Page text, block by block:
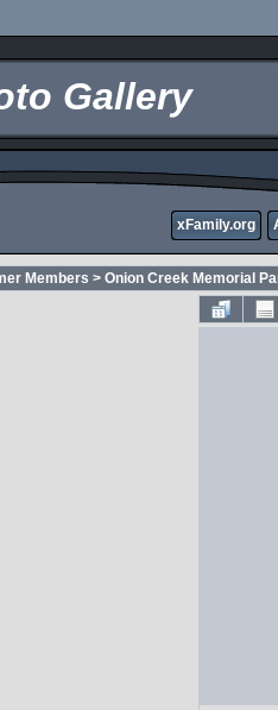
Gallery
xFamily.org
Members > Onion Creek Memorial